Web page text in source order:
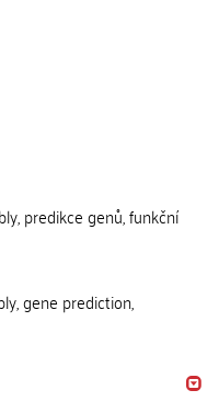
predikce genů, funkční
gene prediction,